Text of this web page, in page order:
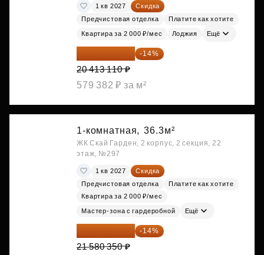
1 кв 2027
Скидка
Предчистовая отделка
Платите как хотите
Квартира за 2 000 ₽/мес Лоджия Ещё
17 555 275 ₽ -14%
20 413 110 ₽
579 382 ₽ за м²
1-комнатная, 36.3м²
ЖК Скай Гарден, 2 корпус, 2 секция, 22
этаж, №297
1 кв 2027
Скидка
Предчистовая отделка
Платите как хотите
Квартира за 2 000 ₽/мес
Мастер-зона с гардеробной Ещё
18 559 101 ₽ -14%
21 580 350 ₽